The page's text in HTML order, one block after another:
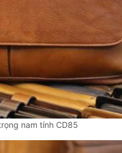
nam tính CD85